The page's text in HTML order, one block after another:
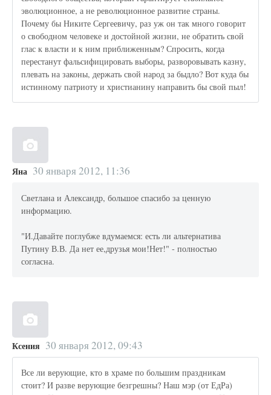
эволюционное, а не революционное развитие страны.
Почему бы Никите Сергеевичу, раз уж он так много говорит
о свободном человеке и достойной жизни, не обратить свой
глас к власти и к ним приближенным? Спросить, когда
перестанут фальсифицировать выборы, разворовывать казну,
плевать на законы, держать свой народ за быдло? Вот куда бы
истинному патриоту и христианину направить бы свой пыл!
Яна 30 января 2012, 11:36
Светлана и Александр, большое спасибо за ценную
информацию.
"И.Давайте поглубже вдумаемся: есть ли альтернатива
Путину В.В. Да нет ее,друзья мои!Нет!" - полностью
согласна.
Ксения 30 января 2012, 09:43
Все ли верующие, кто в храме по большим праздникам
стоит? И разве верующие безгрешны? Наш мэр (от ЕдРа)